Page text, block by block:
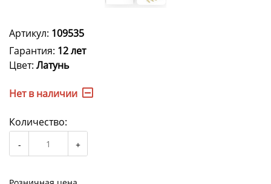
Артикул: 109535
Гарантия: 12 лет
Цвет: Латунь
Нет в наличии
Количество: